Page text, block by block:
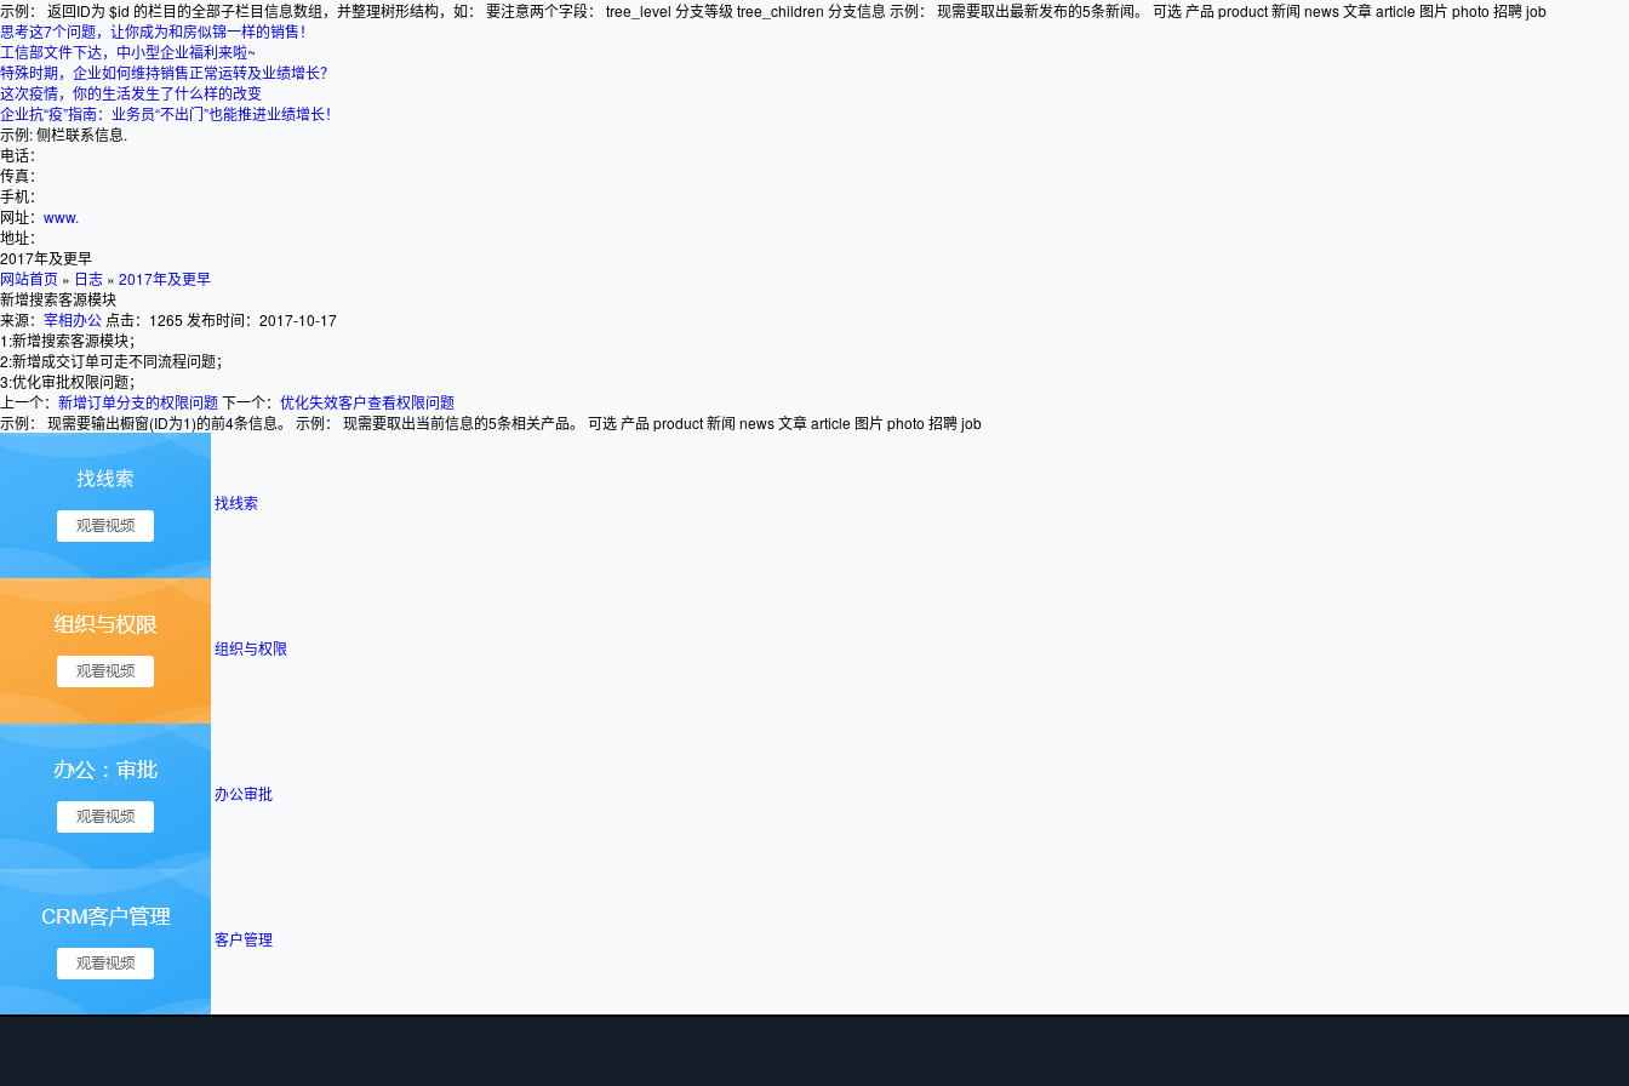
示例： 返回ID为 $id 的栏目的全部子栏目信息数组，并整理树形结构，如： 要注意两个字段： tree_level 分支等级 tree_children 分支信息 示例： 现需要取出最新发布的5条新闻。 可选 产品 product 新闻 news 文章 article 图片 photo 招聘 job
思考这7个问题，让你成为和房似锦一样的销售！
工信部文件下达，中小型企业福利来啦~
特殊时期，企业如何维持销售正常运转及业绩增长？
这次疫情，你的生活发生了什么样的改变
企业抗“疫”指南：业务员“不出门”也能推进业绩增长！
示例: 侧栏联系信息.
电话：
传真：
手机：
网址： www.
地址：
2017年及更早
网站首页 » 日志 » 2017年及更早
新增搜索客源模块
来源： 宰相办公 点击：1265 发布时间：2017-10-17
1:新增搜索客源模块；
2:新增成交订单可走不同流程问题；
3:优化审批权限问题；
上一个： 新增订单分支的权限问题下一个： 优化失效客户查看权限问题
示例： 现需要输出橱窗(ID为1)的前4条信息。 示例： 现需要取出当前信息的5条相关产品。 可选 产品 product 新闻 news 文章 article 图片 photo 招聘 job
找线索
组织与权限
办公审批
客户管理